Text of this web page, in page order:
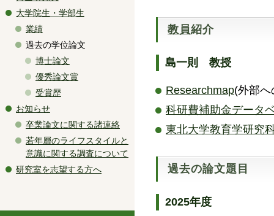
教員紹介
島一則 教授
Researchmap(外部
科研費補助金データ
東北大学教育学研究
過去の論文題目
2025年度
大学院生・学部生
業績
過去の学位論文
博士論文
優秀論文賞
受賞歴
お知らせ
卒業論文に関する諸連絡
若年層のライフスタイルと
意識に関する調査について
研究室を志望する方へ